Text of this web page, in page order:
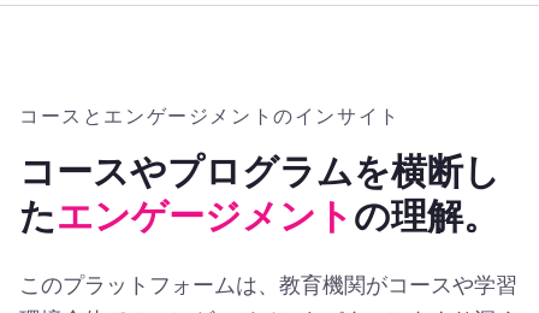
コースとエンゲージメントのインサイト
コースやプログラムを横断し
たエンゲージメントの理解。
このプラットフォームは、教育機関がコースや学習